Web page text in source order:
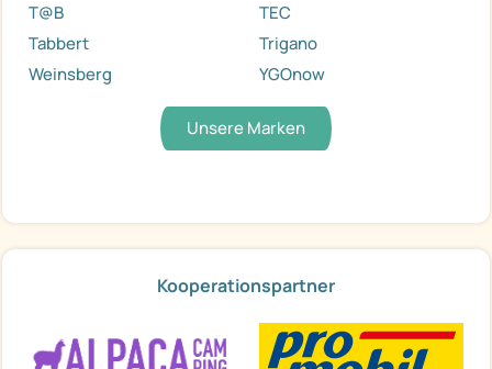
T@B
TEC
Tabbert
Trigano
Weinsberg
YGOnow
Unsere Marken
Kooperationspartner